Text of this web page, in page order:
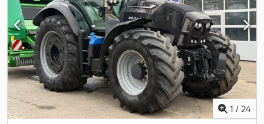
GPS-systeem (ontvanger), ISOBUS, automatische stuursysteem,
voorbereiding voor automatisch stuursysteem, voorhefinrichting
(zonder bovenste trekhaak), geveerde cabine, met stuursysteem
RTK, luxe cabine met cabinevering, luchtremmen, automatische
airconditioning, geveerde vooras met rem, dubbele remschijven
HD-achteras, 5 elektrische bedieningsventielen, 1 elektrisch
middenbedieningsventiel, startknop, uitgebreide elektrische
joystick, ASC adaptieve stuurcontrole, Accu Guide Level 3
stuursysteem, AFS Connect Advanced Telematica met
datatransmissie 5 jaar, geavanceerde aanhangwagenrem, externe
1 / 24